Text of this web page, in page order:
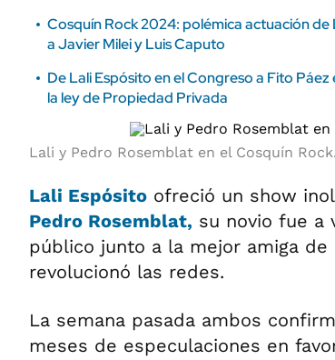
Cosquín Rock 2024: polémica actuación
a Javier Milei y Luis Caputo
De Lali Espósito en el Congreso a Fito
la ley de Propiedad Privada
Lali y Pedro Rosemblat en el Cosquín Rock.
Lali Espósito ofreció un show
Pedro Rosemblat, su novio fue a
público junto a la mejor amiga de
revolucionó las redes.
La semana pasada ambos
meses de especulaciones en